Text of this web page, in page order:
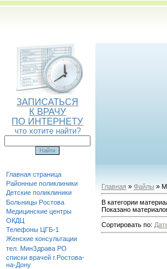
ЗАПИСАТЬСЯ
К ВРАЧУ
ПО ИНТЕРНЕТУ
что хотите найти?
Главная страница
Районные поликлиники
Детские поликлиники
Больницы Ростова
Медицинские центры
ОКДЦ
Телефоны ЦГБ-1
Женские консультации
тел. МинЗдрава РО
списки врачей г.Ростова-
на-Дону
Главная » Файлы »
В категории
Показано
Сортировать по: